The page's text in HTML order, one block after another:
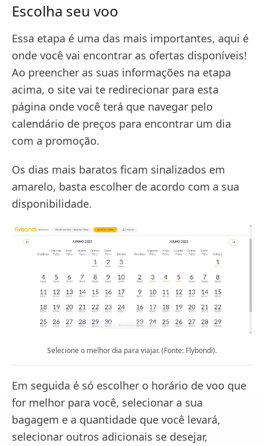
Escolha seu voo
Essa etapa é uma das mais importantes, aqui é
onde você vai encontrar as ofertas disponíveis!
Ao preencher as suas informações na etapa
acima, o site vai te redirecionar para esta
página onde você terá que navegar pelo
calendário de preços para encontrar um dia
com a promoção.
Os dias mais baratos ficam sinalizados em
amarelo, basta escolher de acordo com a sua
disponibilidade.
Selecione o melhor dia para viajar. (Fonte: Flybondi).
Em seguida é só escolher o horário de voo que
for melhor para você, selecionar a sua
bagagem e a quantidade que você levará,
selecionar outros adicionais se desejar,